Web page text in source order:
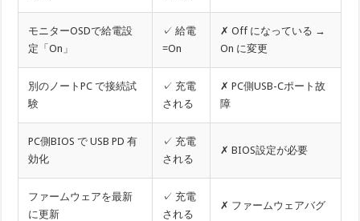
モニターOSDで給電設
定「On」
✓ 給電
=On
✗ Off になっている →
On に変更
別のノートPC で接続試
験
✓ 充電
される
✗ PC側USB-Cポート故
障
PC側BIOS で USB PD 有
効化
✓ 充電
される
✗ BIOS設定が必要
ファームウェアを最新
に更新
✓ 充電
される
✗ ファームウェアバグ